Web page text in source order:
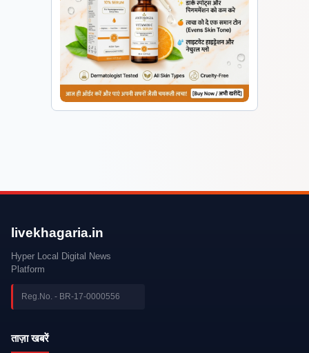
livekhagaria.in
Hyper Local Digital News
Platform
Reg.No. - BR-17-0000556
ताज़ा खबरें